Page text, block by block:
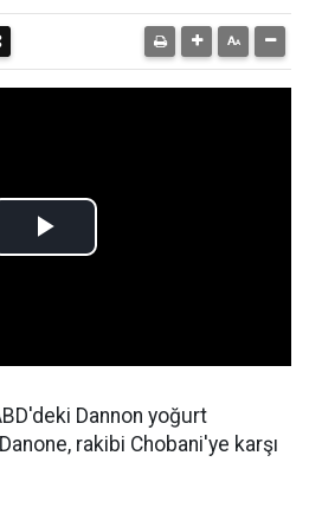
Dannon yoğurt
rakibi Chobani'ye karşı